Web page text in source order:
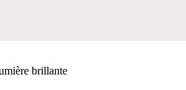
brillante